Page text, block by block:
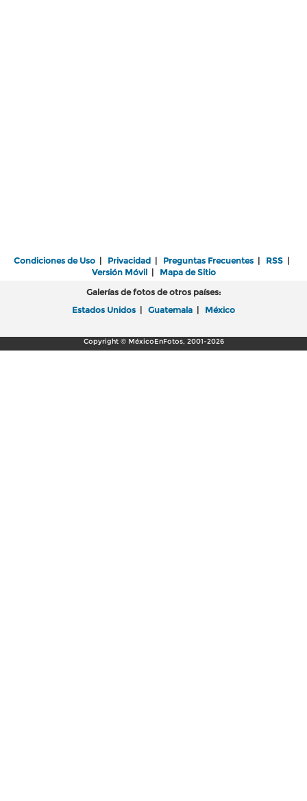
Condiciones de Uso | Privacidad | Preguntas Frecuentes | RSS |
Versión Móvil| Mapa de Sitio
Galerías de fotos de otros países:
Estados Unidos | Guatemala | México
Copyright © MéxicoEnFotos, 2001-2026